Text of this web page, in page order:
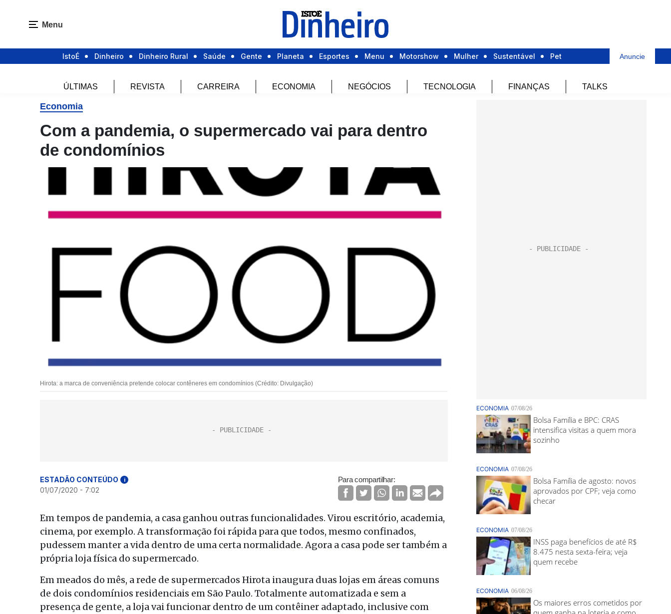
Menu
IstoÉ Dinheiro Dinheiro Rural Saúde Gente Planeta Esportes Menu Motorshow Mulher Sustentável Pet Anuncie
ÚLTIMAS REVISTA CARREIRA ECONOMIA NEGÓCIOS TECNOLOGIA FINANÇAS TALKS
Economia
Com a pandemia, o supermercado vai para dentro
de condomínios
Hirota: a marca de conveniência pretende colocar contêneres em condomínios (Crédito: Divulgação)
ESTADÃO CONTEÚDO i
01/07/2020 - 7:02
Para compartilhar:
Em tempos de pandemia, a casa ganhou outras funcionalidades. Virou escritório, academia,
cinema, por exemplo. A transformação foi rápida para que todos, mesmo confinados,
pudessem manter a vida dentro de uma certa normalidade. Agora a casa pode ser também a
própria loja física do supermercado.
Em meados do mês, a rede de supermercados Hirota inaugura duas lojas em áreas comuns
de dois condomínios residenciais em São Paulo. Totalmente automatizada e sem a
presença de gente, a loja vai funcionar dentro de um contêiner adaptado, inclusive com